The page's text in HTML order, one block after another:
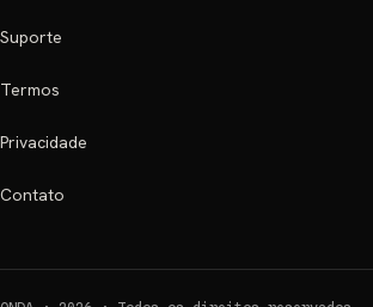
Suporte
Termos
Privacidade
Contato